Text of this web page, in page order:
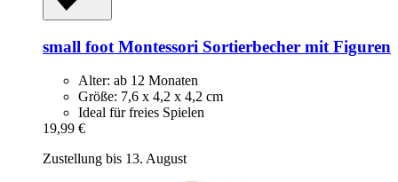
small foot Montessori Sortierbecher mit Figuren
Alter: ab 12 Monaten
Größe: 7,6 x 4,2 x 4,2 cm
Ideal für freies Spielen
19,99 €
Zustellung bis 13. August